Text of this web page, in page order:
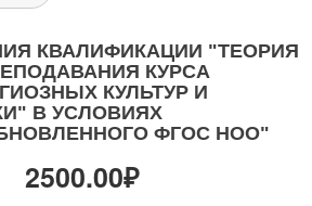
КВАЛИФИКАЦИИ "ТЕОРИЯ
КУРСА
КУЛЬТУР И
В УСЛОВИЯХ
ФГОС НОО"
2500.00₽